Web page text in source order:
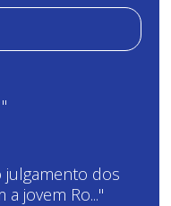
julgamento dos
jovem Ro..."